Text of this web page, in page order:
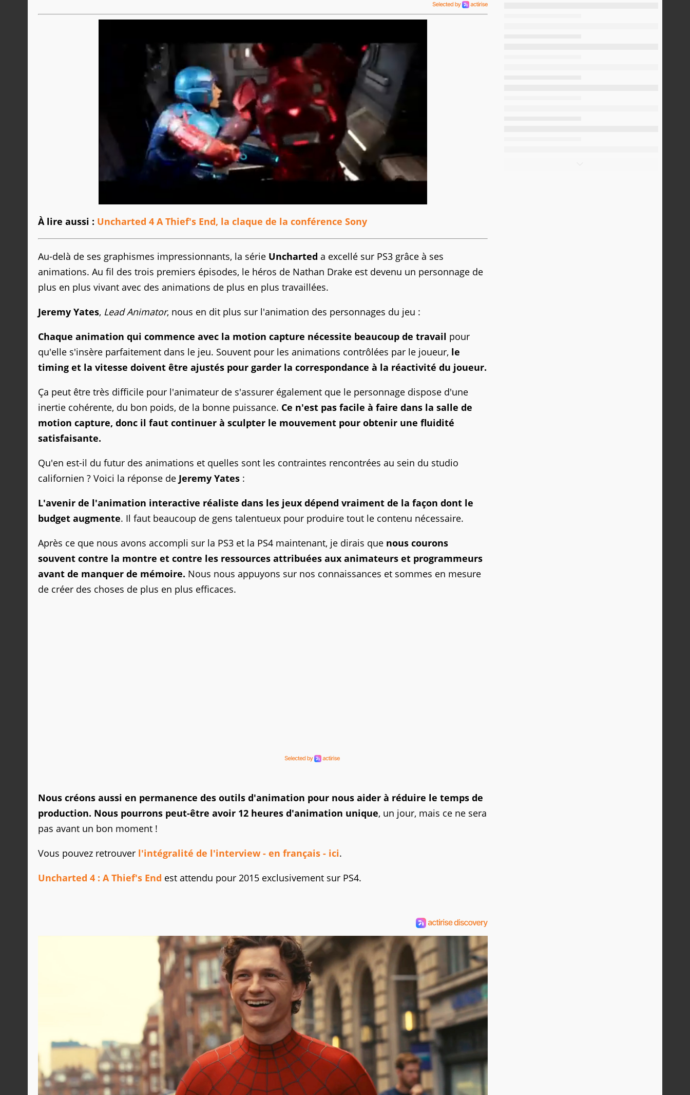
À lire aussi : Uncharted 4 A Thief's End, la claque de la conférence Sony
Au-delà de ses graphismes impressionnants, la série Uncharted a excellé sur PS3 grâce à ses
animations. Au fil des trois premiers épisodes, le héros de Nathan Drake est devenu un personnage de
plus en plus vivant avec des animations de plus en plus travaillées.
Jeremy Yates, Lead Animator, nous en dit plus sur l'animation des personnages du jeu :
Chaque animation qui commence avec la motion capture nécessite beaucoup de travail pour
qu'elle s'insère parfaitement dans le jeu. Souvent pour les animations contrôlées par le joueur, le
timing et la vitesse doivent être ajustés pour garder la correspondance à la réactivité du joueur.
Ça peut être très difficile pour l'animateur de s'assurer également que le personnage dispose d'une
inertie cohérente, du bon poids, de la bonne puissance. Ce n'est pas facile à faire dans la salle de
motion capture, donc il faut continuer à sculpter le mouvement pour obtenir une fluidité
satisfaisante.
Qu'en est-il du futur des animations et quelles sont les contraintes rencontrées au sein du studio
californien ? Voici la réponse de Jeremy Yates :
L'avenir de l'animation interactive réaliste dans les jeux dépend vraiment de la façon dont le
budget augmente. Il faut beaucoup de gens talentueux pour produire tout le contenu nécessaire.
Après ce que nous avons accompli sur la PS3 et la PS4 maintenant, je dirais que nous courons
souvent contre la montre et contre les ressources attribuées aux animateurs et programmeurs
avant de manquer de mémoire. Nous nous appuyons sur nos connaissances et sommes en mesure
de créer des choses de plus en plus efficaces.
Nous créons aussi en permanence des outils d'animation pour nous aider à réduire le temps de
production. Nous pourrons peut-être avoir 12 heures d'animation unique, un jour, mais ce ne sera
pas avant un bon moment !
Vous pouvez retrouver l'intégralité de l'interview - en français - ici.
Uncharted 4 : A Thief's End est attendu pour 2015 exclusivement sur PS4.